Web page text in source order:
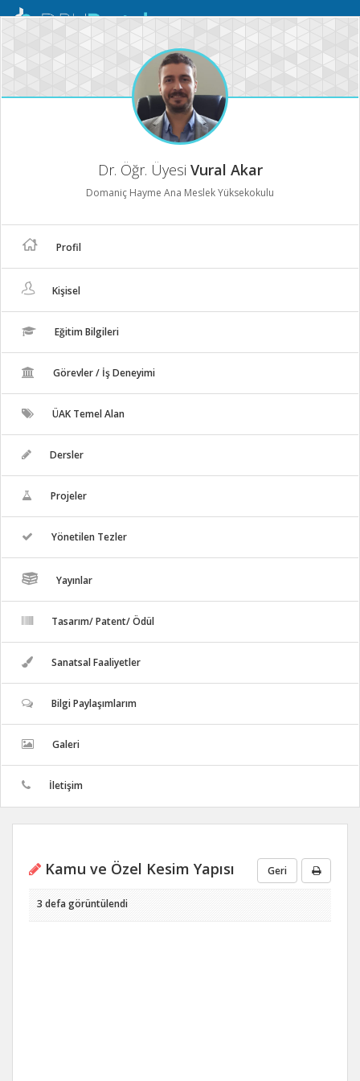
Mobil
Dr. Öğr. Üyesi Vural Akar
Domaniç Hayme Ana Meslek Yüksekokulu
Profil
Kişisel
Eğitim Bilgileri
Görevler / İş Deneyimi
ÜAK Temel Alan
Dersler
Projeler
Yönetilen Tezler
Yayınlar
Tasarım/ Patent/ Ödül
Sanatsal Faaliyetler
Bilgi Paylaşımlarım
Galeri
İletişim
Kamu ve Özel Kesim Yapısı Geri
3 defa görüntülendi